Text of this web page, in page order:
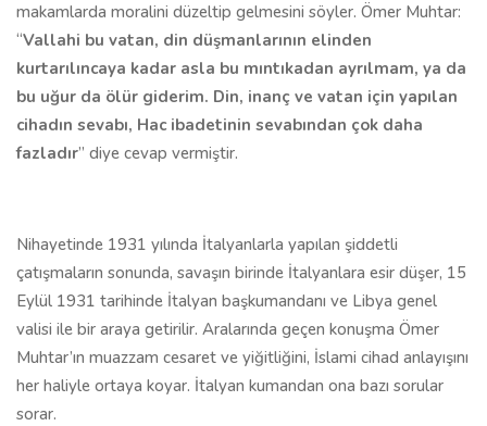
makamlarda moralini düzeltip gelmesini söyler. Ömer Muhtar:
“Vallahi bu vatan, din düşmanlarının elinden
kurtarılıncaya kadar asla bu mıntıkadan ayrılmam, ya da
bu uğur da ölür giderim. Din, inanç ve vatan için yapılan
cihadın sevabı, Hac ibadetinin sevabından çok daha
fazladır” diye cevap vermiştir.
Nihayetinde 1931 yılında İtalyanlarla yapılan şiddetli
çatışmaların sonunda, savaşın birinde İtalyanlara esir düşer, 15
Eylül 1931 tarihinde İtalyan başkumandanı ve Libya genel
valisi ile bir araya getirilir. Aralarında geçen konuşma Ömer
Muhtar’ın muazzam cesaret ve yiğitliğini, İslami cihad anlayışını
her haliyle ortaya koyar. İtalyan kumandan ona bazı sorular
sorar.